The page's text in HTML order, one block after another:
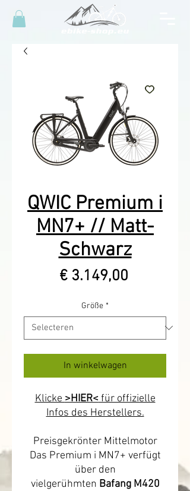
QWIC Premium i
MN7+ // Matt-
Schwarz
€ 3.149,00Prijs
Größe *
In winkelwagen
Klicke >HIER<für offizielle
Infos des Herstellers.
Preisgekrönter Mittelmotor
Das Premium i MN7+ verfügt
über den
vielgerühmten Bafang M420